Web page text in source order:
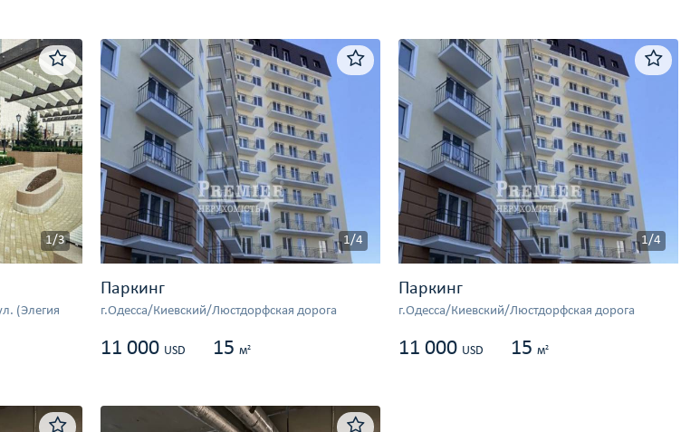
1/3
(Элегия
1/4
Паркинг
г.Одесса/Киевский/Люстдорфская дорога
11 000 USD 15 м2
1/4
Паркинг
г.Одесса/Киевский/Люстдорфская дорога
11 000 USD 15м2